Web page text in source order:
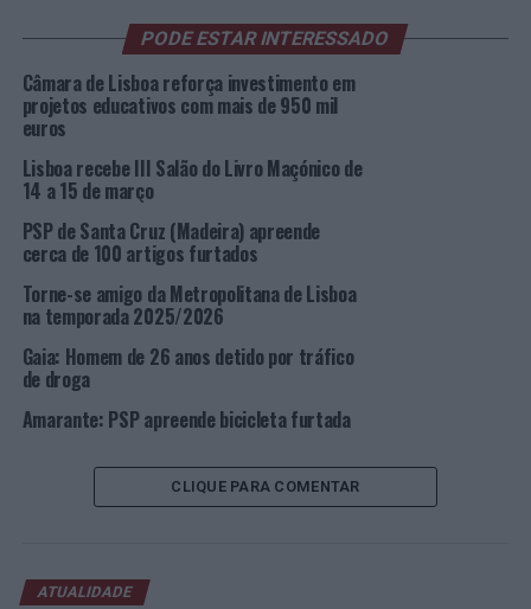
deecstasy.
O detido foi notificado para comparecer na Instância
Local Criminal da Secção de Pequena Criminalidade de
Foto: DR.
TÓPICOS RELACIONADOS: CRIMINALIDADE
LISBOA
PSP
PRÓXIMO
Lisboa: Homem de 30 anos detido por posse de arma
branca
NÃO PERCA
Lisboa: Homem de 27 anos detido por roubo por esticão
PODE ESTAR INTERESSADO
Câmara de Lisboa reforça investimento em
projetos educativos com mais de 950 mil
euros
Lisboa recebe III Salão do Livro Maçónico de
14 a 15 de março
PSP de Santa Cruz (Madeira) apreende
cerca de 100 artigos furtados
Torne-se amigo da Metropolitana de Lisboa
na temporada 2025/2026
Gaia: Homem de 26 anos detido por tráfico
de droga
Amarante: PSP apreende bicicleta furtada
CLIQUE PARA COMENTAR
ATUALIDADE